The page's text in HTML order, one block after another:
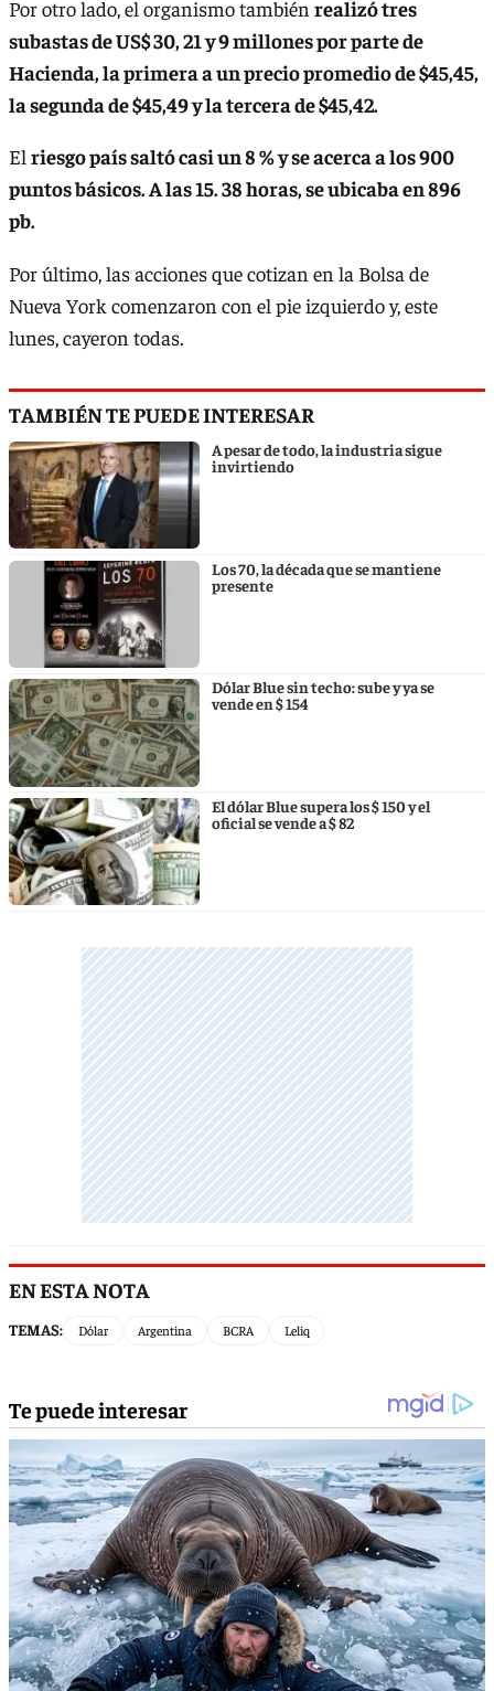
Por otro lado, el organismo también realizó tres
subastas de US$ 30, 21 y 9 millones por parte de
Hacienda, la primera a un precio promedio de $45,45,
la segunda de $45,49 y la tercera de $45,42.
El riesgo país saltó casi un 8 % y se acerca a los 900
puntos básicos. A las 15. 38 horas, se ubicaba en 896
pb.
Por último, las acciones que cotizan en la Bolsa de
Nueva York comenzaron con el pie izquierdo y, este
lunes, cayeron todas.
TAMBIÉN TE PUEDE INTERESAR
A pesar de todo, la industria sigue
invirtiendo
Los 70, la década que se mantiene
presente
Dólar Blue sin techo: sube y ya se
vende en $ 154
El dólar Blue supera los $ 150 y el
oficial se vende a $ 82
EN ESTA NOTA
TEMAS: Dólar Argentina BCRA Leliq